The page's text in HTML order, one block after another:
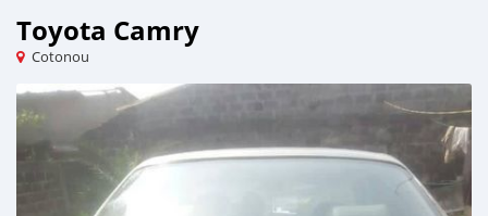
Toyota Camry
Cotonou